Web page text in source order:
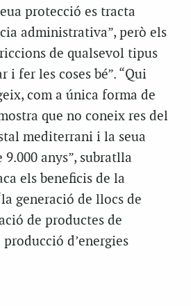
protecció es tracta
administrativa”, però els
de qualsevol tipus
i fer les coses bé”. “Qui
com a única forma de
que no coneix res del
mediterrani i la seua
anys”, subratlla
els beneficis de la
generació de llocs de
de productes de
d’energies